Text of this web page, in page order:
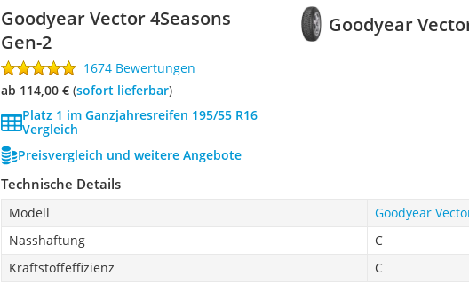
Goodyear
Goodyear Vector 4Seasons
Gen-2
1674 Bewertungen
ab 114,00 €( Sofort lieferbar)
Platz 1 im Ganzjahresreifen 195/55 R16
Vergleich
Preisvergleich und weitere Angebote
Technische Details
Modell
Goodyear
Nasshaftung
C
Kraftstoffeffizienz
C